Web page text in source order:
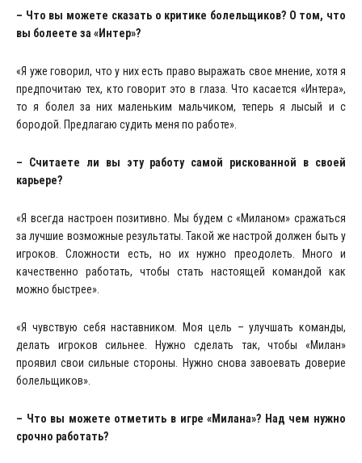
– Что вы можете сказать о критике болельщиков? О том, что
вы болеете за «Интер»?
«Я уже говорил, что у них есть право выражать свое мнение, хотя я
предпочитаю тех, кто говорит это в глаза. Что касается «Интера»,
то я болел за них маленьким мальчиком, теперь я лысый и с
бородой. Предлагаю судить меня по работе».
– Считаете ли вы эту работу самой рискованной в своей
карьере?
«Я всегда настроен позитивно. Мы будем с «Миланом» сражаться
за лучшие возможные результаты. Такой же настрой должен быть у
игроков. Сложности есть, но их нужно преодолеть. Много и
качественно работать, чтобы стать настоящей командой как
можно быстрее».
«Я чувствую себя наставником. Моя цель – улучшать команды,
делать игроков сильнее. Нужно сделать так, чтобы «Милан»
проявил свои сильные стороны. Нужно снова завоевать доверие
болельщиков».
– Что вы можете отметить в игре «Милана»? Над чем нужно
срочно работать?